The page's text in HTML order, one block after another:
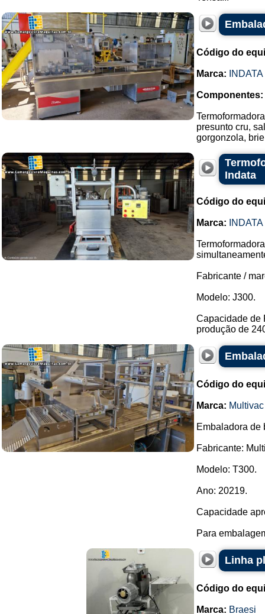
Código do
Marca: INDATA
Componentes:
presunto cru,
gorgonzola,
Indata
Código do
Marca: INDATA
Fabricante /
Modelo: J300.
Capacidade de
produção de
Código do
Marca: Multivac
Embaladora de
Fabricante:
Modelo: T300.
Ano: 20219.
Capacidade
Para
Linha
Código do
Marca: Braesi